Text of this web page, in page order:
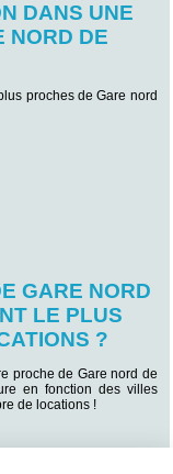
DANS UNE
NORD DE
proches de Gare nord
GARE NORD
LE PLUS
?
proche de Gare nord de
en fonction des villes
de locations !